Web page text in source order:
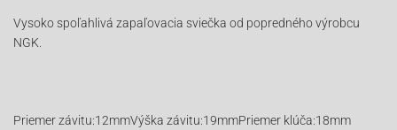
Vysoko spoľahlivá zapaľovacia sviečka od popredného výrobcu
NGK.
Priemer závitu:12mmVýška závitu:19mmPriemer klúča:18mm